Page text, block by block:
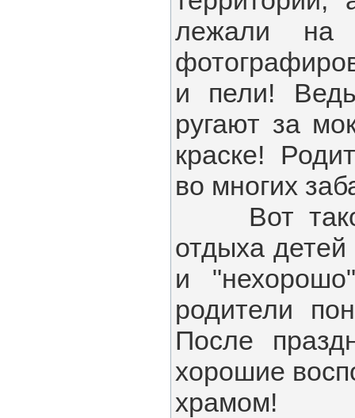
лежали на
и пели!
ругают за
краске!
во многих
Вот такой
отдыха
и
родители
После
хорошие
храмом!